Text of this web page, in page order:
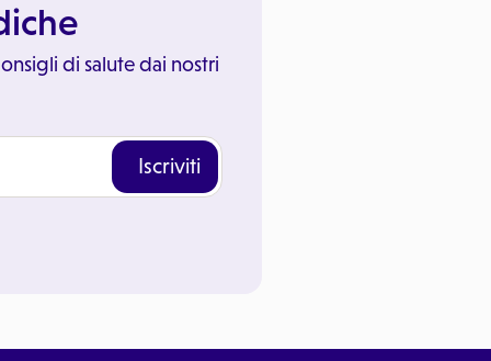
di salute dai nostri
Iscriviti